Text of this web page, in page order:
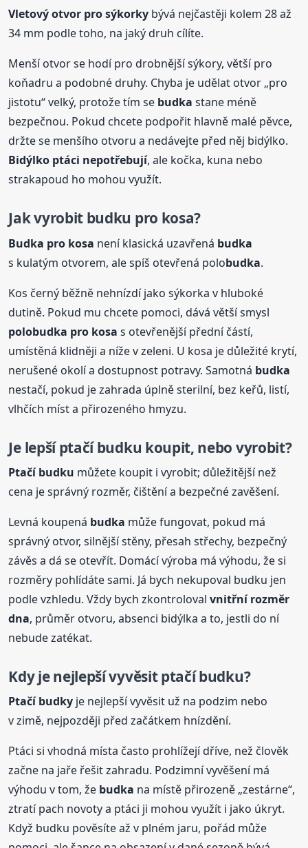
Vletový otvor pro sýkorky bývá nejčastěji kolem 28 až
34 mm podle toho, na jaký druh cílíte.
Menší otvor se hodí pro drobnější sýkory, větší pro
koňadru a podobné druhy. Chyba je udělat otvor „pro
jistotu“ velký, protože tím se budka stane méně
bezpečnou. Pokud chcete podpořit hlavně malé pěvce,
držte se menšího otvoru a nedávejte před něj bidýlko.
Bidýlko ptáci nepotřebují, ale kočka, kuna nebo
strakapoud ho mohou využít.
Jak vyrobit budku pro kosa?
Budka pro kosa není klasická uzavřená budka
s kulatým otvorem, ale spíš otevřená polobudka.
Kos černý běžně nehnízdí jako sýkorka v hluboké
dutině. Pokud mu chcete pomoci, dává větší smysl
polobudka pro kosa s otevřenější přední částí,
umístěná klidněji a níže v zeleni. U kosa je důležité krytí,
nerušené okolí a dostupnost potravy. Samotná budka
nestačí, pokud je zahrada úplně sterilní, bez keřů, listí,
vlhčích míst a přirozeného hmyzu.
Je lepší ptačí budku koupit, nebo vyrobit?
Ptačí budku můžete koupit i vyrobit; důležitější než
cena je správný rozměr, čištění a bezpečné zavěšení.
Levná koupená budka může fungovat, pokud má
správný otvor, silnější stěny, přesah střechy, bezpečný
závěs a dá se otevřít. Domácí výroba má výhodu, že si
rozměry pohlídáte sami. Já bych nekupoval budku jen
podle vzhledu. Vždy bych zkontrolovalvnitřní rozměr
dna, průměr otvoru, absenci bidýlka a to, jestli do ní
nebude zatékat.
Kdy je nejlepší vyvěsit ptačí budku?
Ptačí budky je nejlepší vyvěsit už na podzim nebo
v zimě, nejpozději před začátkem hnízdění.
Ptáci si vhodná místa často prohlížejí dříve, než člověk
začne na jaře řešit zahradu. Podzimní vyvěšení má
výhodu v tom, že budka na místě přirozeně „zestárne“,
ztratí pach novoty a ptáci ji mohou využít i jako úkryt.
Když budku pověsíte až v plném jaru, pořád může